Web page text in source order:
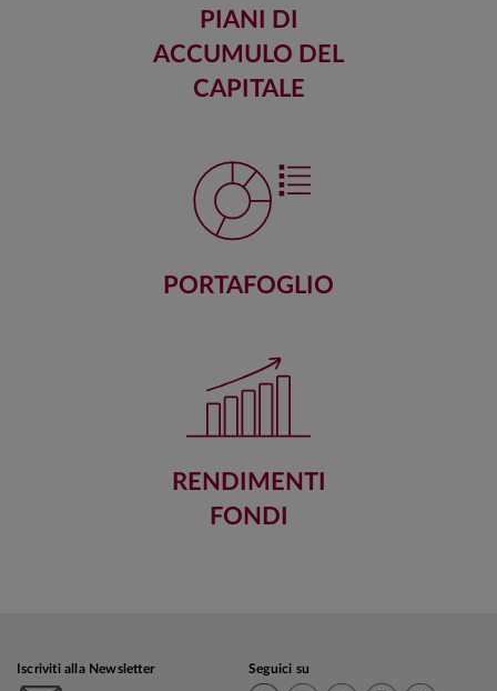
PIANI DI
ACCUMULO DEL
CAPITALE
PORTAFOGLIO
RENDIMENTI
FONDI
Iscriviti alla Newsletter Seguici su